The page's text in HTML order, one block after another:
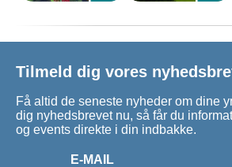
Tilmeld dig vores
Få altid de seneste nyheder om dine
dig nyhedsbrevet nu, så får du
og events direkte i din indbakke.
E-MAIL